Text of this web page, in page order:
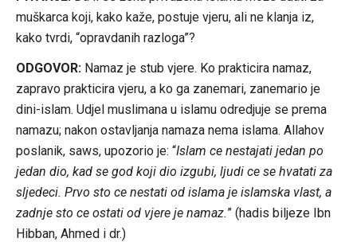
muškarca koji, kako kaže, postuje vjeru, ali ne klanja iz,
kako tvrdi, “opravdanih razloga”?
ODGOVOR:Namaz je stub vjere. Ko prakticira namaz,
zapravo prakticira vjeru, a ko ga zanemari, zanemario je
dini-islam. Udjel muslimana u islamu odredjuje se prema
namazu; nakon ostavljanja namaza nema islama. Allahov
poslanik, saws, upozorio je: “Islam ce nestajati jedan po
jedan dio, kad se god koji dio izgubi, ljudi ce se hvatati za
sljedeci. Prvo sto ce nestati od islama je islamska vlast, a
zadnje sto ce ostati od vjere je namaz.” (hadis biljeze Ibn
Hibban, Ahmed i dr.)